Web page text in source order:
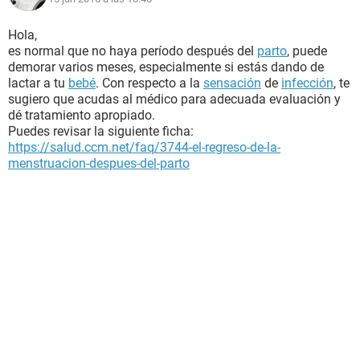
Hola,
es normal que no haya período después del parto, puede
demorar varios meses, especialmente si estás dando de
lactar a tu bebé. Con respecto a la sensación de infección, te
sugiero que acudas al médico para adecuada evaluación y
dé tratamiento apropiado.
Puedes revisar la siguiente ficha:
https://salud.ccm.net/faq/3744-el-regreso-de-la-
menstruacion-despues-del-parto